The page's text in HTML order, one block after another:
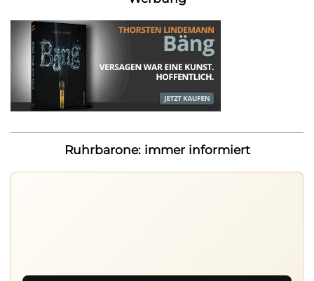
Ruhrbarone: immer informiert